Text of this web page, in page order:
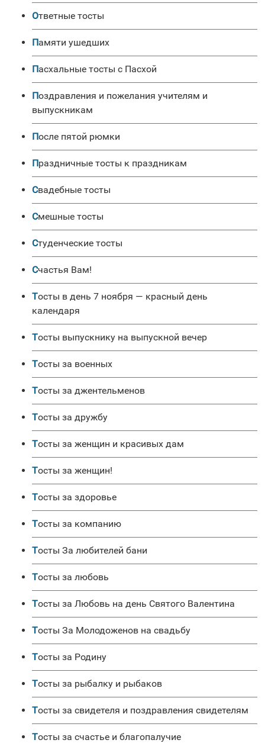
Ответные тосты
Памяти ушедших
Пасхальные тосты с Пасхой
Поздравления и пожелания учителям и
выпускникам
После пятой рюмки
Праздничные тосты к праздникам
Свадебные тосты
Смешные тосты
Студенческие тосты
Счастья Вам!
Тосты в день 7 ноября — красный день
календаря
Тосты выпускнику на выпускной вечер
Тосты за военных
Тосты за джентельменов
Тосты за дружбу
Тосты за женщин и красивых дам
Тосты за женщин!
Тосты за здоровье
Тосты за компанию
Тосты За любителей бани
Тосты за любовь
Тосты за Любовь на день Святого Валентина
Тосты За Молодоженов на свадьбу
Тосты за Родину
Тосты за рыбалку и рыбаков
Тосты за свидетеля и поздравления свидетелям
Тосты за счастье и благопалучие